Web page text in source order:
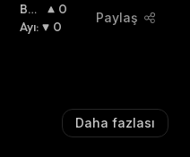
Boğ
A:
0
Ayı: 0
Paylaş
Daha fazlası